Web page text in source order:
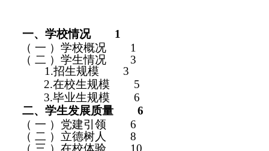
一、学校情况
1
（ 一 ）学校概况
1
（ 二 ）学生情况
3
1.招生规模
3
2.在校生规模
5
3.毕业生规模
6
二、学生发展质量
6
（ 一 ）党建引领
6
（ 二 ）立德树人
8
（ 三 ）在校体验 10